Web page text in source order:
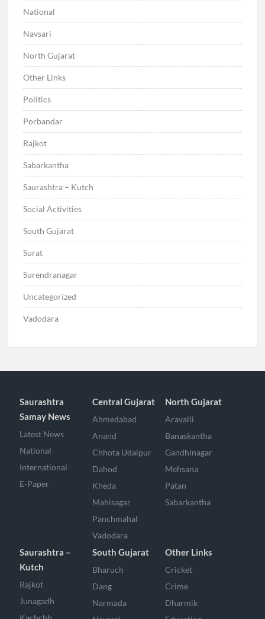
National
Navsari
North Gujarat
Other Links
Politics
Porbandar
Rajkot
Sabarkantha
Saurashtra – Kutch
Social Activities
South Gujarat
Surat
Surendranagar
Uncategorized
Vadodara
Saurashtra
Samay News
Latest News
National
International
E-Paper
Central Gujarat
Ahmedabad
Anand
Chhota Udaipur
Dahod
Kheda
Mahisagar
Panchmahal
Vadodara
North Gujarat
Aravalli
Banaskantha
Gandhinagar
Mehsana
Patan
Sabarkantha
Saurashtra –
Kutch
Rajkot
Junagadh
South Gujarat
Bharuch
Dang
Narmada
Other Links
Cricket
Crime
Dharmik